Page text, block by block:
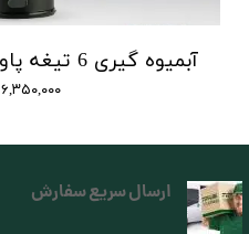
۶,۳۵۰,۰۰۰ تومان
ارسال سریع سفارش